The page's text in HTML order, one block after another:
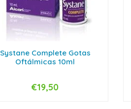
Systane Complete Gotas
Oftálmicas 10ml
+
€19,50